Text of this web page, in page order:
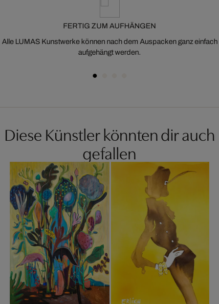
FERTIG ZUM AUFHÄNGEN
Alle LUMAS Kunstwerke können nach dem Auspacken ganz einfach
aufgehängt werden.
Diese Künstler könnten dir auch
gefallen